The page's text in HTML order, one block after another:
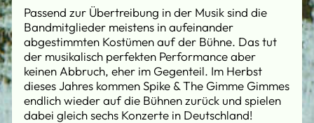
Passend zur Übertreibung in der Musik sind die
Bandmitglieder meistens in aufeinander
abgestimmten Kostümen auf der Bühne. Das tut
der musikalisch perfekten Performance aber
keinen Abbruch, eher im Gegenteil. Im Herbst
dieses Jahres kommen Spike & The Gimme Gimmes
endlich wieder auf die Bühnen zurück und spielen
dabei gleich sechs Konzerte in Deutschland!